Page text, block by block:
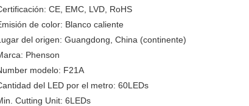
CE, EMC, LVD, RoHS
de color: Blanco caliente
del origen: Guangdong, China (continente)
Phenson
modelo: F21A
del LED por el metro: 60LEDs
Cutting Unit: 6LEDs